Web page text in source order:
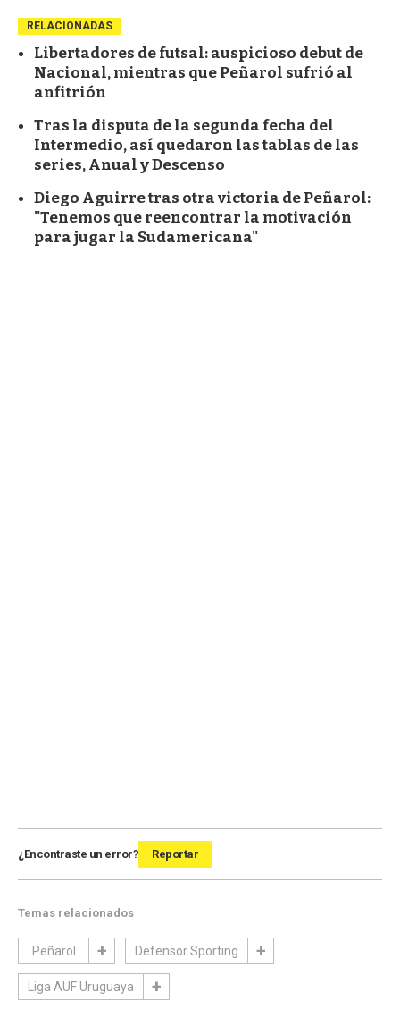
RELACIONADAS
Libertadores de futsal: auspicioso debut de
Nacional, mientras que Peñarol sufrió al
anfitrión
Tras la disputa de la segunda fecha del
Intermedio, así quedaron las tablas de las
series, Anual y Descenso
Diego Aguirre tras otra victoria de Peñarol:
"Tenemos que reencontrar la motivación
para jugar la Sudamericana"
¿Encontraste un error? Reportar
Temas relacionados
Peñarol Defensor Sporting
Liga AUF Uruguaya